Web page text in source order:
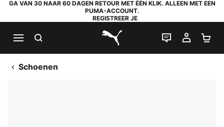
GA VAN 30 NAAR 60 DAGEN RETOUR MET ÉÉN KLIK. ALLEEN MET EEN
PUMA-ACCOUNT.
REGISTREER JE
PUMA.com
LIVE CHAT
MIJN
Schoenen